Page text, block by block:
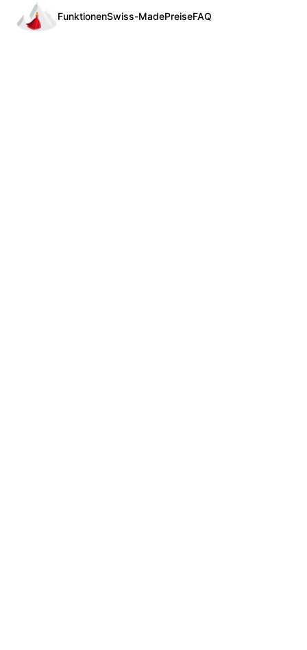
FunktionenSwiss-MadePreiseFAQ